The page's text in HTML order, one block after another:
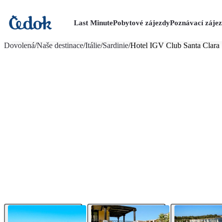
Last MinutePobytové zájezdyPoznávací
Dovolená/Naše destinace/Itálie/Sardinie/Hotel IGV Club Santa Clara